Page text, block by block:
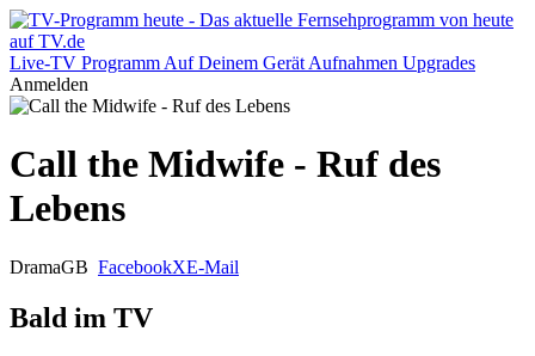
Live-TV Programm Auf Deinem Gerät Aufnahmen Upgrades
Anmelden
Call the Midwife - Ruf des
Lebens
DramaGB FacebookXE-Mail
Bald im TV